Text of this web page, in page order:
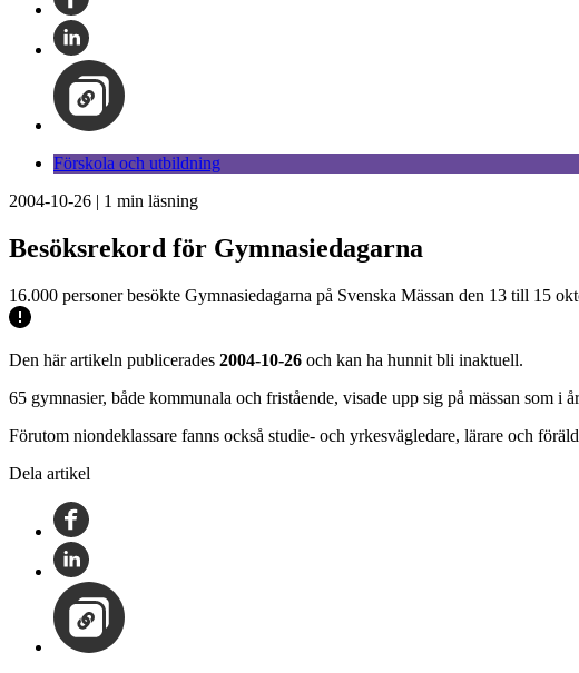
Förskola och utbildning
2004-10-26 | 1 min läsning
Besöksrekord för Gymnasiedagarna
16.000 personer besökte Gymnasiedagarna på Svenska Mässan den 13 till 15
Den här artikeln publicerades 2004-10-26 och kan ha hunnit bli inaktuell.
65 gymnasier, både kommunala och fristående, visade upp sig på mässan som i
Förutom niondeklassare fanns också studie- och yrkesvägledare, lärare och
Dela artikel